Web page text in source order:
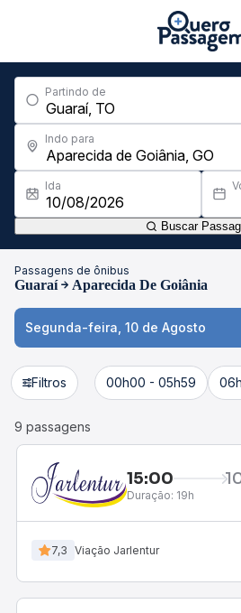
Partindo de
Indo para
Ida
Buscar
Passagens de ônibus
Guaraí Aparecida De Goiânia
Segunda-feira, 10 de Agosto
Filtros 00h00 - 05h59
9 passagens
15:00
Duração: 19h
7,3 Viação Jarlentur